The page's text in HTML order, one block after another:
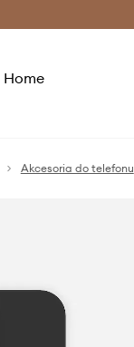
Home
Akcesoria do telefonu